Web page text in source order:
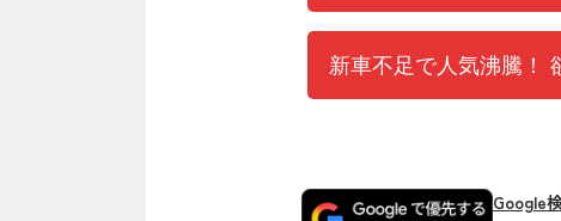
新車不足で人気沸騰！
Google